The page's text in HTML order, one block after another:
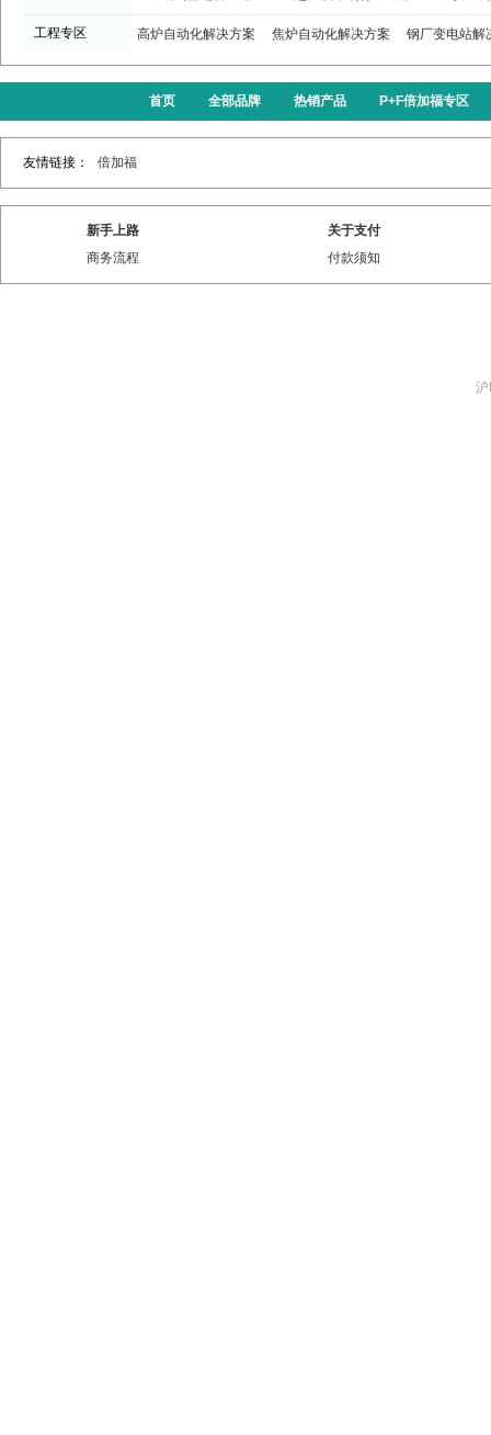
工程专区 高炉自动化解决方案 焦炉自动化解决方案 钢厂变电站解
首页 全部品牌 热销产品 P+F倍加福专区
友情链接： 倍加福
新手上路
商务流程
关于支付
付款须知